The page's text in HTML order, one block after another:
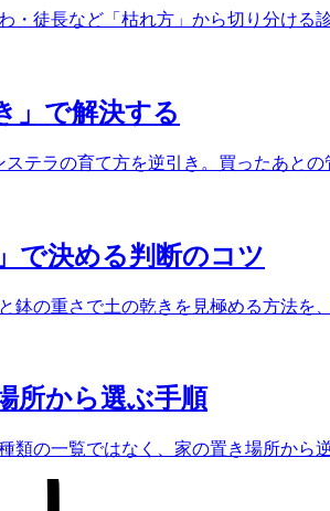
徒長など「枯れ方」から切り分ける
」で解決する
テラの育て方を逆引き。買ったあと
で決める判断のコツ
の重さで土の乾きを見極める方法を
所から選ぶ手順
の一覧ではなく、家の置き場所から